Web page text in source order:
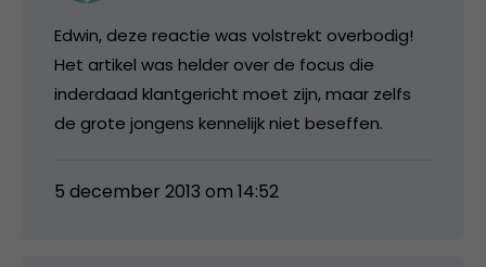
Edwin, deze reactie was volstrekt overbodig!
Het artikel was helder over de focus die
inderdaad klantgericht moet zijn, maar zelfs
de grote jongens kennelijk niet beseffen.
5 december 2013 om 14:52